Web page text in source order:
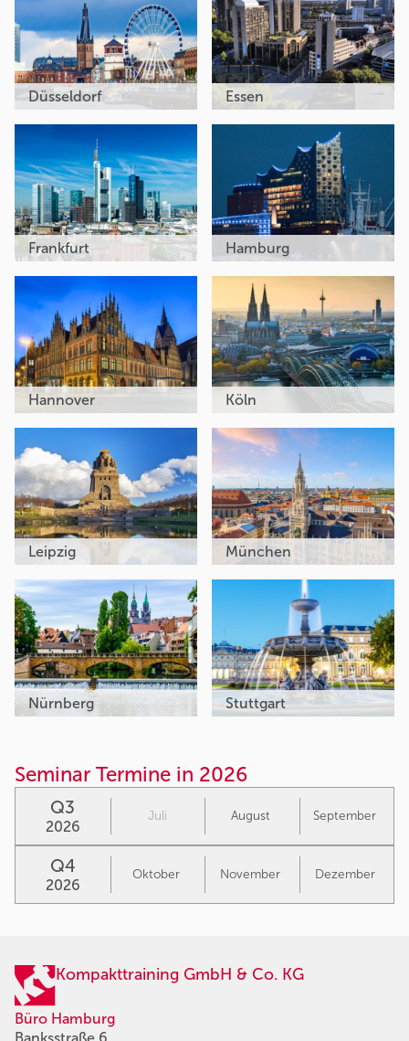
Düsseldorf Essen
Frankfurt Hamburg
Hannover Köln
Leipzig München
Nürnberg Stuttgart
Seminar Termine in 2026
Q3
2026
Juli August September
Q4
2026
Oktober November Dezember
Kompakttraining GmbH & Co. KG
Büro Hamburg